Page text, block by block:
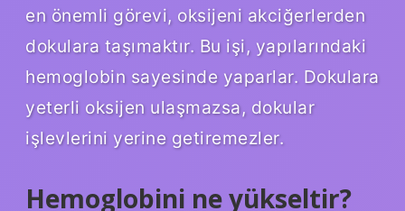
en önemli görevi, oksijeni akciğerlerden
dokulara taşımaktır. Bu işi, yapılarındaki
hemoglobin sayesinde yaparlar. Dokulara
yeterli oksijen ulaşmazsa, dokular
işlevlerini yerine getiremezler.
Hemoglobini ne yükseltir?